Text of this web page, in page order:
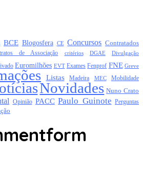
BCE Blogosfera CE Concursos Contratados
de Associação critérios DGAE Divulgação
Euromilhões EVT Exames Fenprof FNE Greve
Listas Madeira MEC Mobilidade
Novidades Nuno Crato
Opinião PACC Paulo Guinote Perguntas